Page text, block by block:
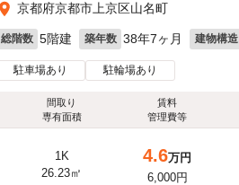
京都府京都市上京区山名町
総階数 5階建 築年数 38年7ヶ月 建物構造
駐車場あり 駐輪場あり
間取り
専有面積
賃料
管理費等
1K
26.23㎡
4.6万円
6,000円